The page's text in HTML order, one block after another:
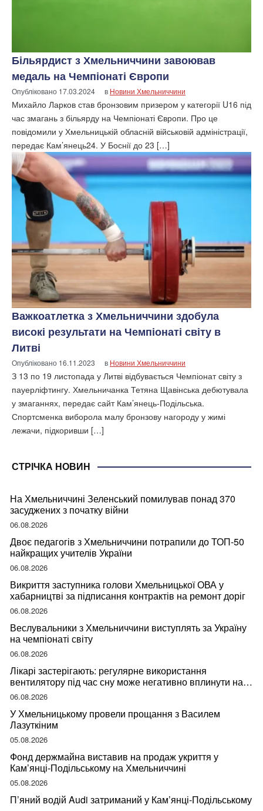
Більярдист з Хмельниччини завоював
медаль на Чемпіонаті Європи
Опубліковано 17.03.2024 в Новини Хмельниччини
Михайло Ларков став бронзовим призером у категорії U16 під
час змагань з більярду на Чемпіонаті Європи. Про це
повідомили у Хмельницькій обласній військовій адміністрації,
передає Кам’янець24. У Боснії до 23 […]
Важкоатлетка з Хмельниччини здобула
високі результати на Чемпіонаті світу в
Литві
Опубліковано 16.11.2023 в Новини Хмельниччини
З 13 по 19 листопада у Литві відбувається Чемпіонат світу з
па­уер­ліфтин­гу. Хмельничанка Тетяна Щавінська дебютувала
у змаганнях, передає сайт Кам’янець-Подільська.
Спортсменка виборола малу бронзову нагороду у жимі
лежачи, підкоривши […]
СТРІЧКА НОВИН
На Хмельниччині Зеленський помилував понад 370
засуджених з початку війни
06.08.2026
Двоє педагогів з Хмельниччини потрапили до ТОП-50
найкращих учителів України
06.08.2026
Викриття заступника голови Хмельницької ОВА у
хабарництві за підписання контрактів на ремонт доріг
06.08.2026
Веслувальники з Хмельниччини виступлять за Україну
на чемпіонаті світу
06.08.2026
Лікарі застерігають: регулярне використання
вентилятору під час сну може негативно вплинути на
ваше здоров’я
06.08.2026
У Хмельницькому провели прощання з Василем
Лазуткіним
05.08.2026
Фонд держмайна виставив на продаж укриття у
Кам’янці-Подільському на Хмельниччині
05.08.2026
П’яний водій Audi затриманий у Кам’янці-Подільському